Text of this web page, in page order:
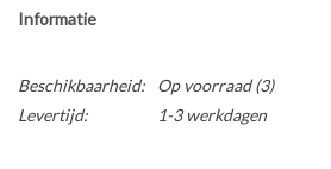
Informatie
Beschikbaarheid: Op voorraad(3)
Levertijd:
1-3 werkdagen